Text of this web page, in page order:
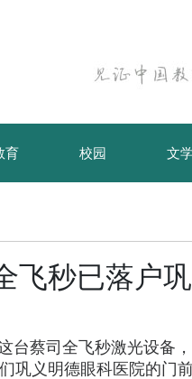
育 校园 文
飞秒已落户
台蔡司全飞秒激光设备
巩义明德眼科医院的门